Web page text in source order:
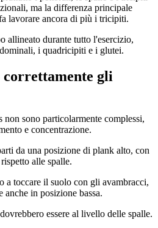
ma la differenza principale
lavorare ancora di più i tricipiti.
allineato durante tutto l'esercizio,
i quadricipiti e i glutei.
correttamente gli
sono particolarmente complessi,
e concentrazione.
da una posizione di plank alto, con
alle spalle.
a toccare il suolo con gli avambracci,
anche in posizione bassa.
essere al livello delle spalle.